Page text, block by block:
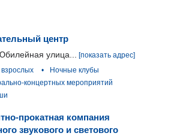
центр
улица...
[показать адрес]
взрослых •
Ночные клубы
концертных мероприятий
прокатная компания
звукового и светового